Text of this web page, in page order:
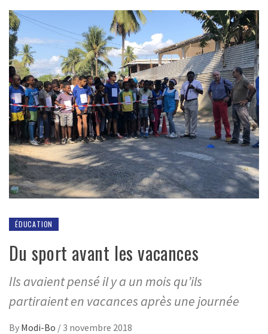
ÉDUCATION
Du sport avant les vacances
Ils avaient pensé il y a un mois qu’ils
partiraient en vacances après une journée
By Modi-Bo / 3 novembre 2018